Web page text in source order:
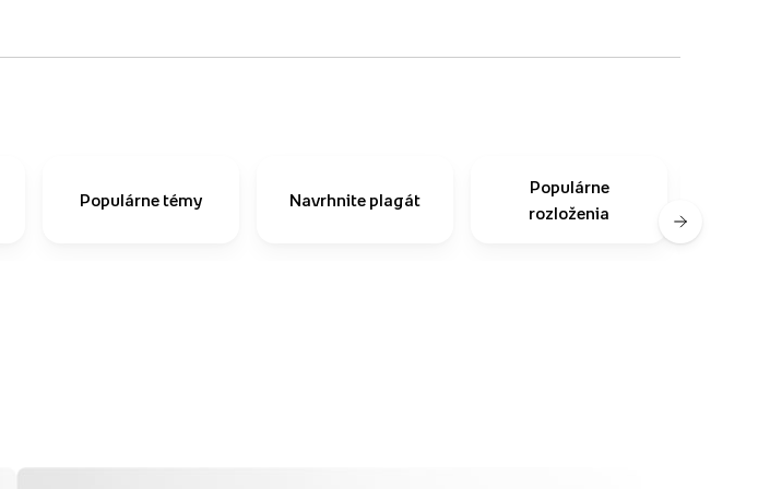
Populárne témy Navrhnite plagát
Populárne
rozloženia